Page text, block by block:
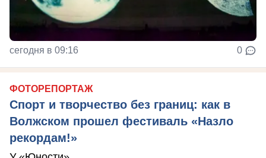
сегодня в 09:16 0
ФОТОРЕПОРТАЖ
Спорт и творчество без границ: как в
Волжском прошел фестиваль «Назло
рекордам!»